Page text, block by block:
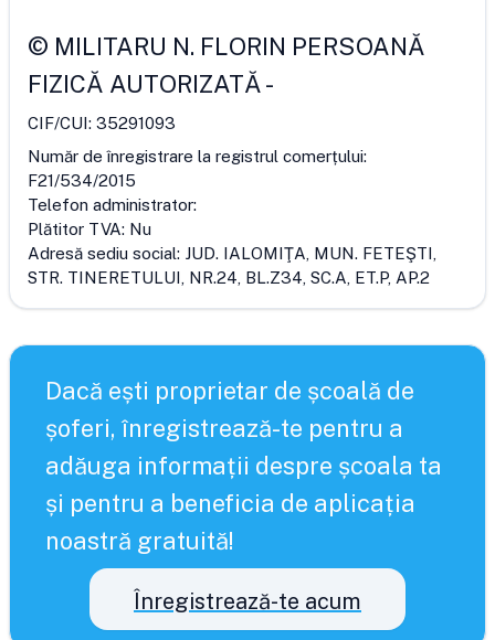
© MILITARU N. FLORIN PERSOANĂ
FIZICĂ AUTORIZATĂ-
CIF/CUI: 35291093
Număr de înregistrare la registrul comerțului:
F21/534/2015
Telefon administrator:
Plătitor TVA: Nu
Adresă sediu social: JUD. IALOMIŢA, MUN. FETEŞTI,
STR. TINERETULUI, NR.24, BL.Z34, SC.A, ET.P, AP.2
Dacă ești proprietar de școală de
șoferi, înregistrează-te pentru a
adăuga informații despre școala ta
și pentru a beneficia de aplicația
noastră gratuită!
Înregistrează-te acum